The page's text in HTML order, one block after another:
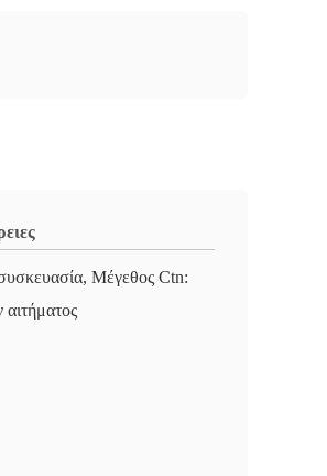
Μέγεθος Ctn: